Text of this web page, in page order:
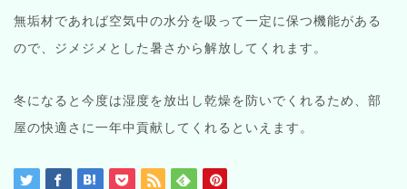
無垢材であれば空気中の水分を吸って一定に保つ機能がある
ので、ジメジメとした暑さから解放してくれます。
冬になると今度は湿度を放出し乾燥を防いでくれるため、部
屋の快適さに一年中貢献してくれるといえます。